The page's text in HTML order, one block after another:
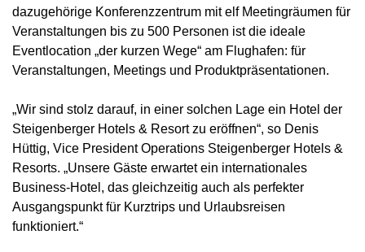
dazugehörige Konferenzzentrum mit elf Meetingräumen für
Veranstaltungen bis zu 500 Personen ist die ideale
Eventlocation „der kurzen Wege“ am Flughafen: für
Veranstaltungen, Meetings und Produktpräsentationen.
„Wir sind stolz darauf, in einer solchen Lage ein Hotel der
Steigenberger Hotels & Resort zu eröffnen“, so Denis
Hüttig, Vice President Operations Steigenberger Hotels &
Resorts. „Unsere Gäste erwartet ein internationales
Business-Hotel, das gleichzeitig auch als perfekter
Ausgangspunkt für Kurztrips und Urlaubsreisen
funktioniert.“